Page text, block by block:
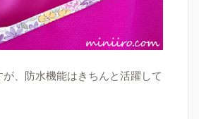
、防水機能はきちんと活躍して